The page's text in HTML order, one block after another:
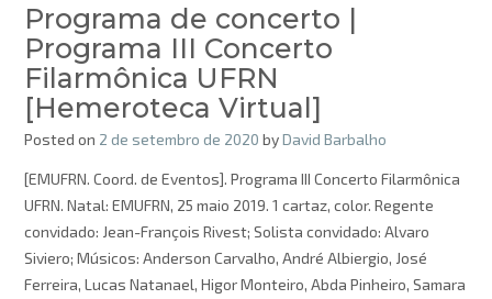
Programa de concerto |
Programa III Concerto
Filarmônica UFRN
[Hemeroteca Virtual]
Posted on 2 de setembro de 2020 byDavid Barbalho
[EMUFRN. Coord. de Eventos]. Programa III Concerto Filarmônica
UFRN. Natal: EMUFRN, 25 maio 2019. 1 cartaz, color. Regente
convidado: Jean-François Rivest; Solista convidado: Alvaro
Siviero; Músicos: Anderson Carvalho, André Albiergio, José
Ferreira, Lucas Natanael, Higor Monteiro, Abda Pinheiro, Samara